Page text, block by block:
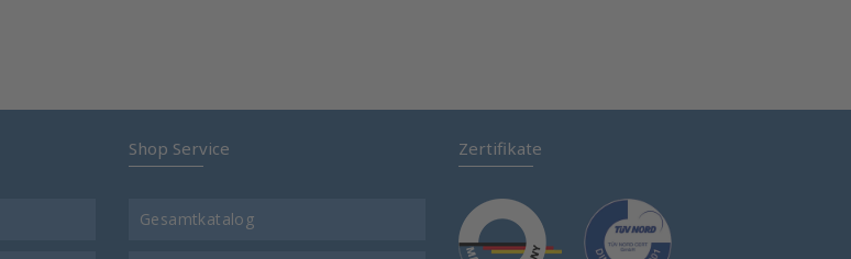
Shop Service
Gesamtkatalog
Zertifikate